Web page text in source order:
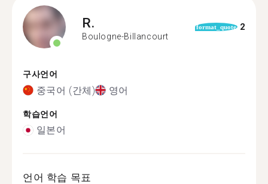
R.
Boulogne-Billancourt
format_quote 2
구사언어
중국어 (간체) 영어
학습언어
일본어
언어 학습 목표